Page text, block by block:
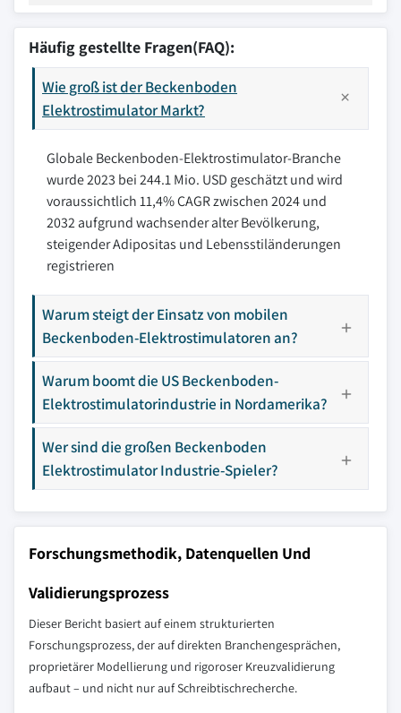
Häufig gestellte Fragen(FAQ):
Wie groß ist der Beckenboden
Elektrostimulator Markt?
Globale Beckenboden-Elektrostimulator-Branche
wurde 2023 bei 244.1 Mio. USD geschätzt und wird
voraussichtlich 11,4% CAGR zwischen 2024 und
2032 aufgrund wachsender alter Bevölkerung,
steigender Adipositas und Lebensstiländerungen
registrieren
Warum steigt der Einsatz von mobilen
Beckenboden-Elektrostimulatoren an?
Warum boomt die US Beckenboden-
Elektrostimulatorindustrie in Nordamerika?
Wer sind die großen Beckenboden
Elektrostimulator Industrie-Spieler?
Forschungsmethodik, Datenquellen Und
Validierungsprozess
Dieser Bericht basiert auf einem strukturierten
Forschungsprozess, der auf direkten Branchengesprächen,
proprietärer Modellierung und rigoroser Kreuzvalidierung
aufbaut – und nicht nur auf Schreibtischrecherche.